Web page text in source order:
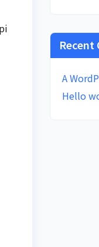
Recent
A
Hello